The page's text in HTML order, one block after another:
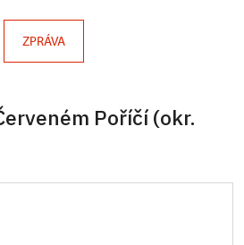
ZPRÁVA
Poříčí (okr.